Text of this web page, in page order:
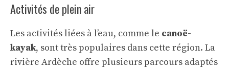
Activités de plein air
Les activités liées à l’eau, comme le canoë-
kayak, sont très populaires dans cette région. La
rivière Ardèche offre plusieurs parcours adaptés